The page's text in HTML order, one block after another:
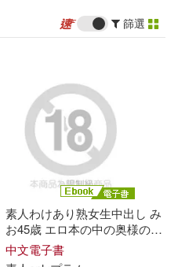
食(1279)
SERIE
篩選
素人わけあり熟女生中出し み
お45歳 エロ本の中の奥様のよ
うな四十路熟女 お下品にムン
ムン匂い立つ… 西園寺美緒
中文電子書